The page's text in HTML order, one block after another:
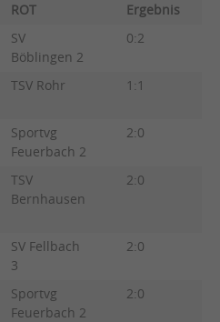
ROT Ergebnis
SV
Böblingen 2
0:2
TSV Rohr 1:1
Sportvg
Feuerbach 2
2:0
TSV
Bernhausen
2:0
SV Fellbach
3
2:0
Sportvg
Feuerbach 2
2:0